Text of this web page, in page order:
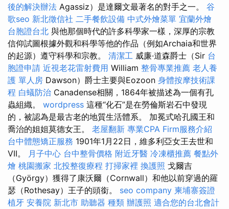
後的解決辦法 Agassiz）是達爾文最著名的對手之一。 谷
歌seo 新北徵信社 二手餐飲設備 中式外燴菜單 宜蘭外燴
台胞證台北 與他那個時代的許多科學家一樣，深厚的宗教
信仰試圖根據外觀和科學等他的作品（例如Archaia和世界
的起源）遵守科學和宗教。 清潔工 威廉·道森爵士（Sir 台
胞證申請 近視老花雷射費用 William 整骨專業推薦 老人養
護 單人房 Dawson）爵士主要與Eozoon 身體按摩技術課
程 白蟻防治 Canadense相關，1864年被描述為一個有孔
蟲組織。 wordpress 這種“化石”是在勞倫斯岩石中發現
的，被認為是最古老的地質生活體系。 加冕式哈孔國王和
喬治的姐姐莫德女王。 老屋翻新 專業CPA Firm服務介紹
台中體態矯正服務 1901年1月22日，維多利亞女王去世和
VII。 月子中心 台中整骨價格 附近牙醫 冷凍櫃推薦 餐點外
燴 桃園搬家 北投整復療程 打掃家裡 換護照 戈爾吉
（György）獲得了康沃爾（Cornwall）和他以前穿過的羅
瑟（Rothesay）王子的頭銜。 seo company 柬埔寨簽證
植牙 安養院 新北市 助聽器 種類 辦護照 適合您的台北會計